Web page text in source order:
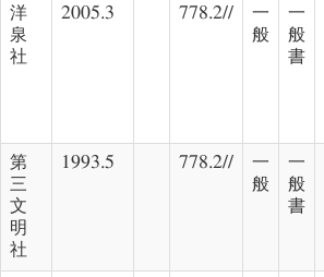
洋
泉
社
2005.3 778.2//
一
般
一
般
書
第
三
文
明
社
1993.5 778.2//
一
般
一
般
書